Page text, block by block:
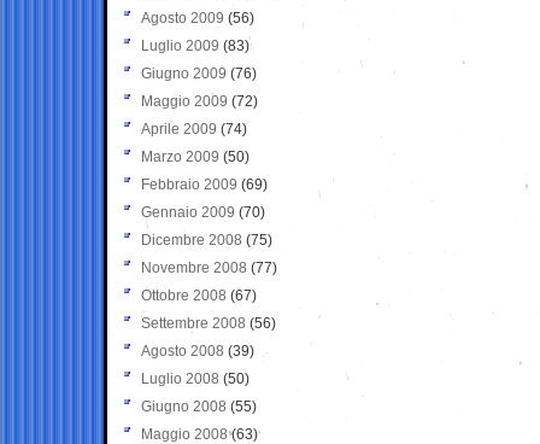
Agosto 2009 (56)
Luglio 2009 (83)
Giugno 2009 (76)
Maggio 2009 (72)
Aprile 2009 (74)
Marzo 2009 (50)
Febbraio 2009 (69)
Gennaio 2009 (70)
Dicembre 2008 (75)
Novembre 2008 (77)
Ottobre 2008 (67)
Settembre 2008 (56)
Agosto 2008 (39)
Luglio 2008 (50)
Giugno 2008 (55)
Maggio 2008(63)